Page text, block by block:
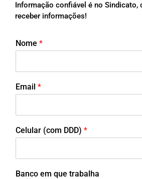
Informação confiável é no Sindicato,
receber informações!
Nome *
Email *
Celular (com DDD) *
Banco em que trabalha